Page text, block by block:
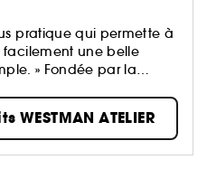
pratique qui permette à
une belle
» Fondée par la
Westman, la marque
Atelier associe des
des actifs de soin
les plus sûres
la couleur. Il en résulte
ATELIER